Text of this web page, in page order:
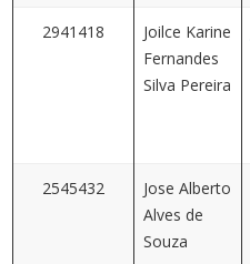
2941418
Joilce Karine
Fernandes
Silva Pereira
2545432
Jose Alberto
Alves de
Souza